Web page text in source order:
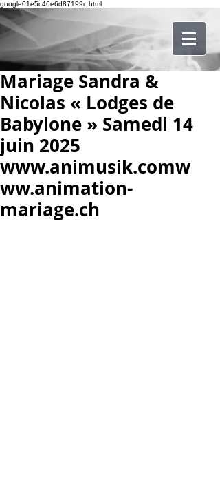
google01e5c46e6d87199c.html
Mariage Sandra &
Nicolas « Lodges de
Babylone » Samedi 14
juin 2025
www.animusik.comw
ww.animation-
mariage.ch